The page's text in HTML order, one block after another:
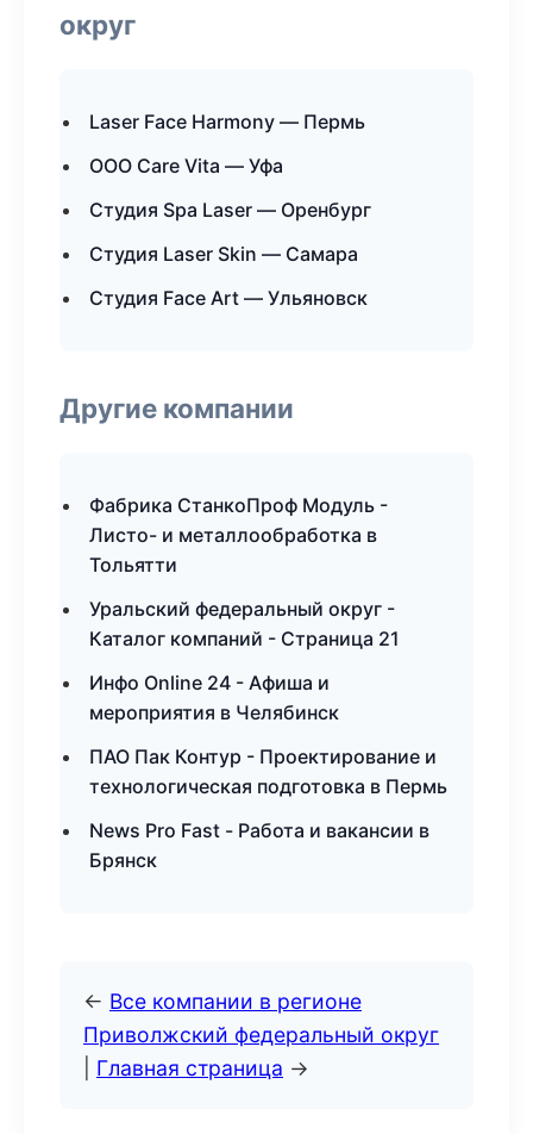
округ
Laser Face Harmony — Пермь
ООО Care Vita — Уфа
Студия Spa Laser — Оренбург
Студия Laser Skin — Самара
Студия Face Art — Ульяновск
Другие компании
Фабрика СтанкоПроф Модуль -
Листо- и металлообработка в
Тольятти
Уральский федеральный округ -
Каталог компаний - Страница 21
Инфо Online 24 - Афиша и
мероприятия в Челябинск
ПАО Пак Контур - Проектирование и
технологическая подготовка в Пермь
News Pro Fast - Работа и вакансии в
Брянск
← Все компании в регионе
Приволжский федеральный округ
Главная страница →